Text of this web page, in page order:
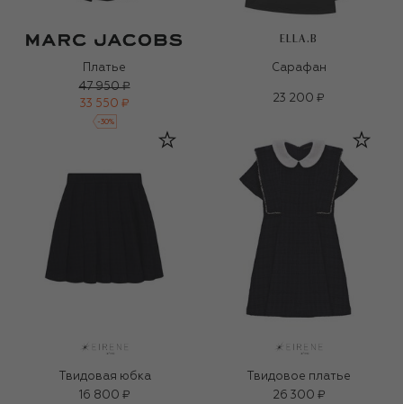
Платье
47 950 ₽
33 550 ₽
-30%
ELLA.B
Сарафан
23 200 ₽
Твидовая юбка
16 800 ₽
Твидовое платье
26 300 ₽